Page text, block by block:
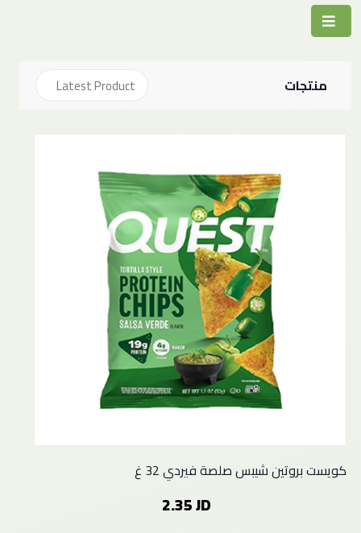
منتجات
كويست بروتين شيبس صلصة فيردي 32 غ
2.35 JD